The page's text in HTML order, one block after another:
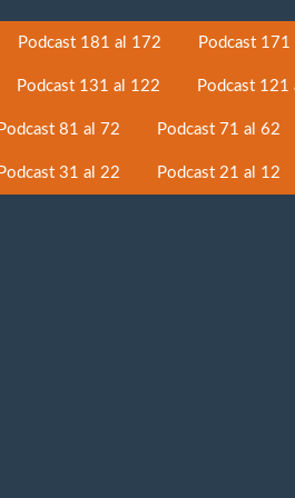
Podcast 181 al 172 Podcast
Podcast 131 al 122 Podcast 121
Podcast 81 al 72 Podcast 71 al 62
Podcast 31 al 22 Podcast 21 al 12